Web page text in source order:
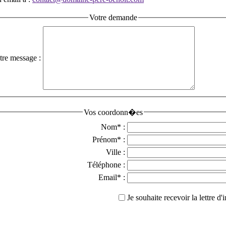
Votre demande
message :
Vos coordonn�es
Nom* :
Prénom* :
Ville :
Téléphone :
Email* :
Je souhaite recevoir la lettre